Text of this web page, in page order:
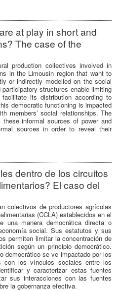
at play in short and
The case of the
production collectives involved in
in the Limousin region that want to
or indirectly modelled on the social
structures enable limiting
its distribution according to
democratic functioning is impacted
members’ social relationships. The
informal sources of power and
sources in order to reveal their
dentro de los circuitos
El caso del
colectivos de productores agrícolas
(CCLA) establecidos en el
una manera democrática directa o
social. Sus estatutos y sus
permiten limitar la concentración de
según un principio democrático.
democrático se ve impactado por los
con los vínculos sociales entre los
y caracterizar estas fuentes
sus interacciones con las fuentes
la gobernanza efectiva.